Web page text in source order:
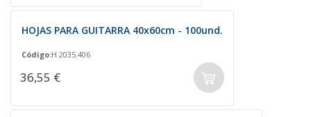
HOJAS PARA GUITARRA 40x60cm - 100und.
Código:H 2035.406
36,55 €